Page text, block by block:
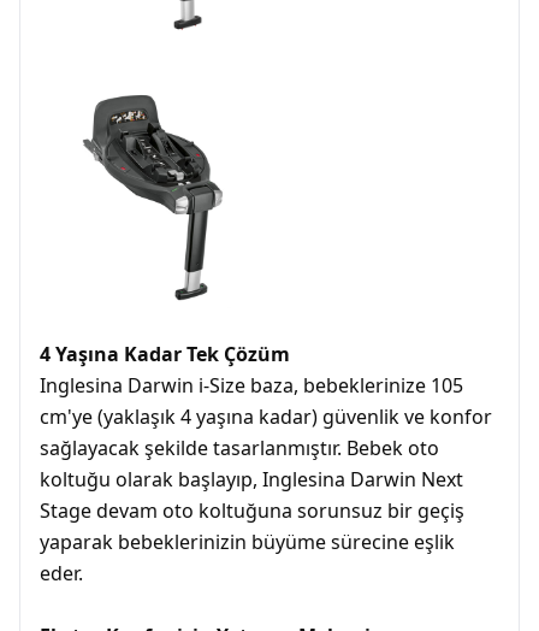
4 Yaşına Kadar Tek Çözüm
Inglesina Darwin i-Size baza, bebeklerinize 105
cm'ye (yaklaşık 4 yaşına kadar) güvenlik ve konfor
sağlayacak şekilde tasarlanmıştır. Bebek oto
koltuğu olarak başlayıp, Inglesina Darwin Next
Stage devam oto koltuğuna sorunsuz bir geçiş
yaparak bebeklerinizin büyüme sürecine eşlik
eder.